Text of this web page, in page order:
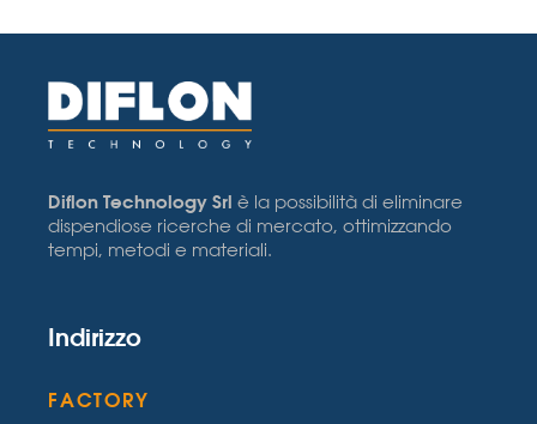
Diflon Technology Srl è la possibilità di eliminare
dispendiose ricerche di mercato, ottimizzando
tempi, metodi e materiali.
Indirizzo
FACTORY